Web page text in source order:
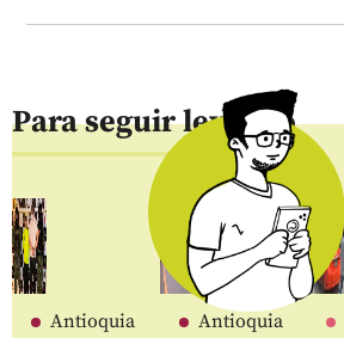
Para seguir leyendo
Antioquia Antioquia